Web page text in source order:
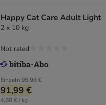
Happy Cat Care Adult Light
2 x 10 kg
Einzeln 95,98 €
91,99 €
4,60 € / kg
Not rated